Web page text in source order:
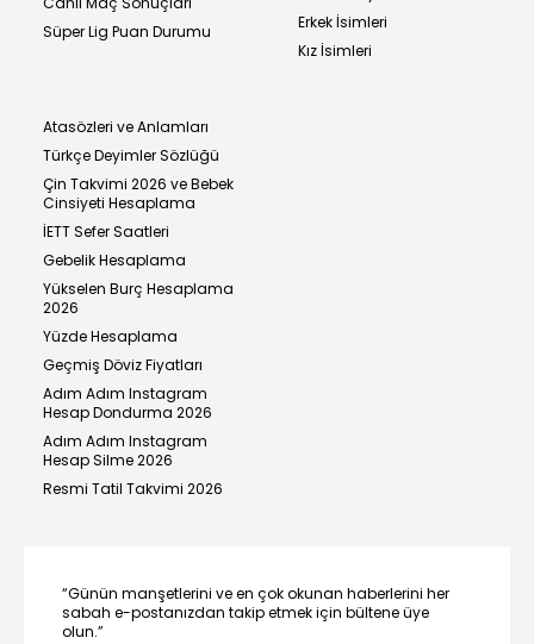
Süper Lig Puan Durumu
Erkek İsimleri
Kız İsimleri
Atasözleri ve Anlamları
Türkçe Deyimler Sözlüğü
Çin Takvimi 2026 ve Bebek
Cinsiyeti Hesaplama
İETT Sefer Saatleri
Gebelik Hesaplama
Yükselen Burç Hesaplama
2026
Yüzde Hesaplama
Geçmiş Döviz Fiyatları
Adım Adım Instagram
Hesap Dondurma 2026
Adım Adım Instagram
Hesap Silme 2026
Resmi Tatil Takvimi 2026
“Günün manşetlerini ve en çok okunan haberlerini her
sabah e-postanızdan takip etmek için bültene üye
olun.”